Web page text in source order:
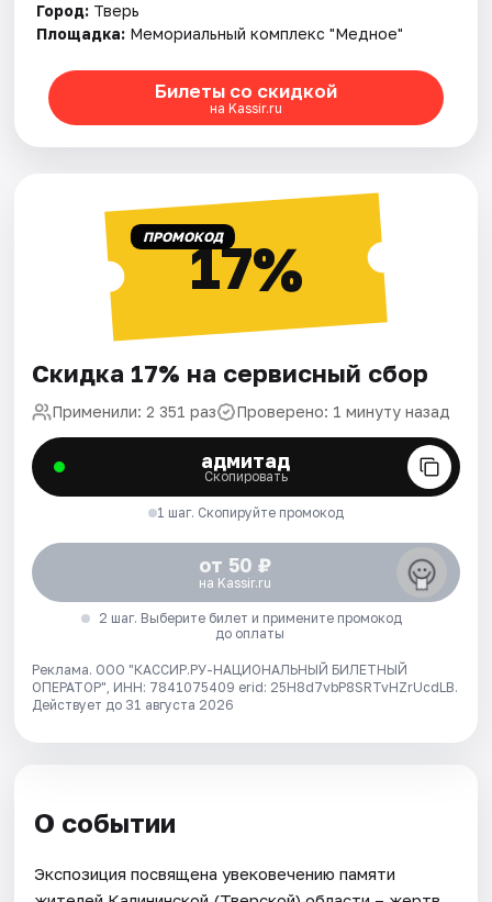
Город: Тверь
Площадка: Мемориальный комплекс "Медное"
Билеты со скидкой
на Kassir.ru
ПРОМОКОД17%
Скидка 17% на сервисный сбор
Применили: 2 351 раз Проверено: 1 минуту назад
адмитад
Скопировать
1 шаг. Скопируйте промокод
от 50 ₽
на Kassir.ru
2 шаг. Выберите билет и примените промокод
до оплаты
Реклама. ООО "КАССИР.РУ-НАЦИОНАЛЬНЫЙ БИЛЕТНЫЙ
ОПЕРАТОР", ИНН: 7841075409 erid: 25H8d7vbP8SRTvHZrUcdLB.
Действует до 31 августа 2026
О событии
Экспозиция посвящена увековечению памяти